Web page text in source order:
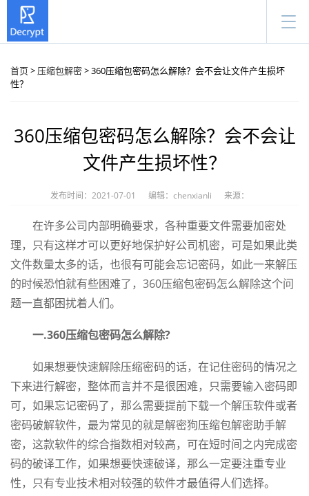
首页> 压缩包解密> 360压缩包密码怎么解除？会不会让文件产生损坏
性？
360压缩包密码怎么解除？会不会让
文件产生损坏性？
发布时间：2021-07-01 编辑：chenxianli 来源：
在许多公司内部明确要求，各种重要文件需要加密处
理，只有这样才可以更好地保护好公司机密，可是如果此类
文件数量太多的话，也很有可能会忘记密码，如此一来解压
的时候恐怕就有些困难了，360压缩包密码怎么解除这个问
题一直都困扰着人们。
一.360压缩包密码怎么解除?
如果想要快速解除压缩密码的话，在记住密码的情况之
下来进行解密，整体而言并不是很困难，只需要输入密码即
可，如果忘记密码了，那么需要提前下载一个解压软件或者
密码破解软件，最为常见的就是解密狗压缩包解密助手解
密，这款软件的综合指数相对较高，可在短时间之内完成密
码的破译工作，如果想要快速破译，那么一定要注重专业
性，只有专业技术相对较强的软件才最值得人们选择。